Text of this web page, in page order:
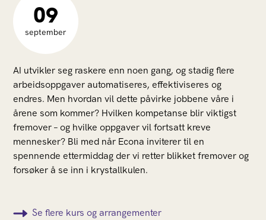
09
september
AI utvikler seg raskere enn noen gang, og stadig flere
arbeidsoppgaver automatiseres, effektiviseres og
endres. Men hvordan vil dette påvirke jobbene våre i
årene som kommer? Hvilken kompetanse blir viktigst
fremover – og hvilke oppgaver vil fortsatt kreve
mennesker? Bli med når Econa inviterer til en
spennende ettermiddag der vi retter blikket fremover og
forsøker å se inn i krystallkulen.
Se flere kurs og arrangementer